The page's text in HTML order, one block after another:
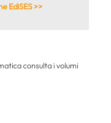
EdiSES >>
consulta i volumi